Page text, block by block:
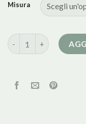
Misura
cappotto nero donna